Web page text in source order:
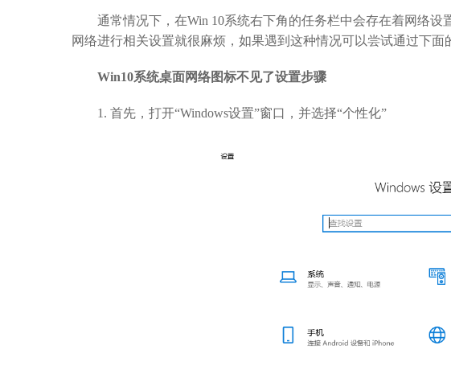
通常情况下，在Win 10系统右下角的任务栏中会存在着网络设
网络进行相关设置就很麻烦，如果遇到这种情况可以尝试通过下面
Win10系统桌面网络图标不见了设置步骤
1. 首先，打开“Windows设置”窗口，并选择“个性化”